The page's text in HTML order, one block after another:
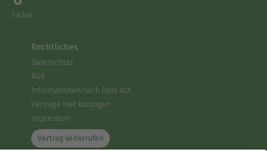
TikTok
Rechtliches
Datenschutz
AGB
Informationen nach Data Act
Verträge hier kündigen
Impressum
Vertrag widerrufen